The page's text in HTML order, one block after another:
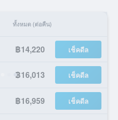
ทั้งหมด (ต่อคืน)
฿14,220 เช็คดีล
฿16,013 เช็คดีล
฿16,959 เช็คดีล